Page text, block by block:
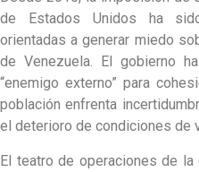
de Estados Unidos ha
orientadas a generar miedo
de Venezuela. El gobierno
“enemigo externo” para
población enfrenta
el deterioro de condiciones de
El teatro de operaciones de la